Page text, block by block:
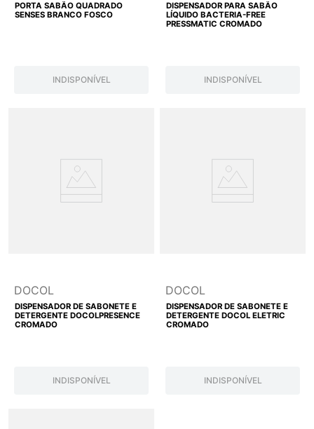
PORTA SABÃO QUADRADO
SENSES BRANCO FOSCO
INDISPONÍVEL
DISPENSADOR PARA SABÃO
LÍQUIDO BACTERIA-FREE
PRESSMATIC CROMADO
INDISPONÍVEL
DOCOL
DISPENSADOR DE SABONETE E
DETERGENTE DOCOLPRESENCE
CROMADO
INDISPONÍVEL
DOCOL
DISPENSADOR DE SABONETE E
DETERGENTE DOCOL ELETRIC
CROMADO
INDISPONÍVEL